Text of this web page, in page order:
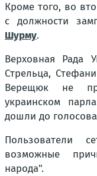
Кроме того, во
с должности
Шурму.
Верховная Рада
Стрельца,
Верещюк не
украинском
дошли до
Пользователи
возможные
народа".